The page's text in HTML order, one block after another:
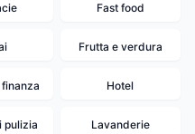
Fast food
Frutta e verdura
Hotel
pulizia Lavanderie